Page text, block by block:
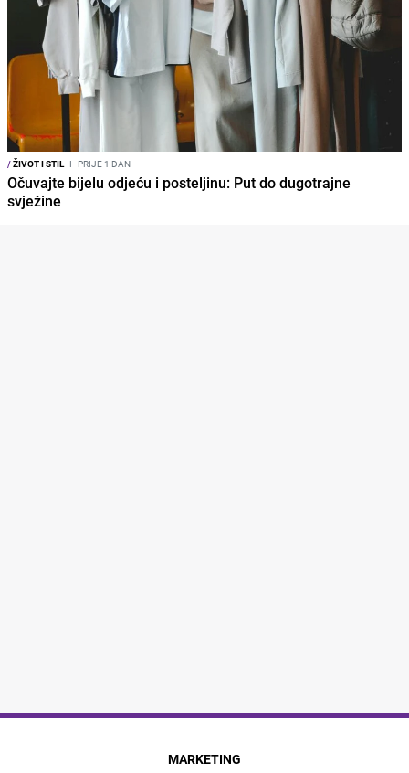
/ŽIVOT I STIL I PRIJE 1 DAN
Očuvajte bijelu odjeću i posteljinu: Put do dugotrajne
svježine
MARKETING